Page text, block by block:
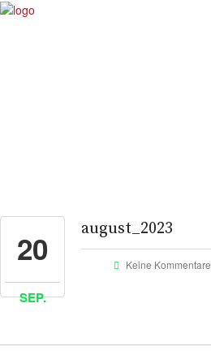
20
SEP.
august_2023
Keine Kommentare